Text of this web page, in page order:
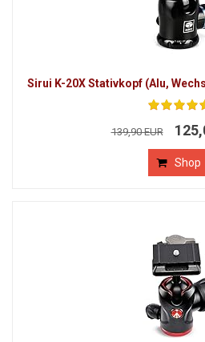
Sirui K-20X Stativkopf (Alu,
139,90 EUR
Shop